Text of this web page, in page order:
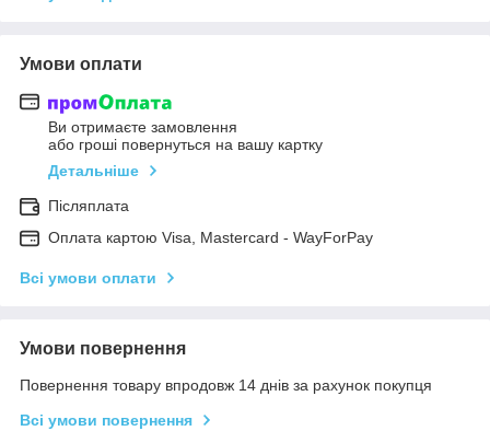
Умови оплати
Ви отримаєте замовлення
або гроші повернуться на вашу картку
Детальніше
Післяплата
Оплата картою Visa, Mastercard - WayForPay
Всі умови оплати
Умови повернення
Повернення товару впродовж 14 днів за рахунок покупця
Всі умови повернення